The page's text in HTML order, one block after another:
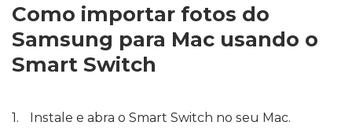
Como importar fotos do
Samsung para Mac usando o
Smart Switch
Instale e abra o Smart Switch no seu Mac.